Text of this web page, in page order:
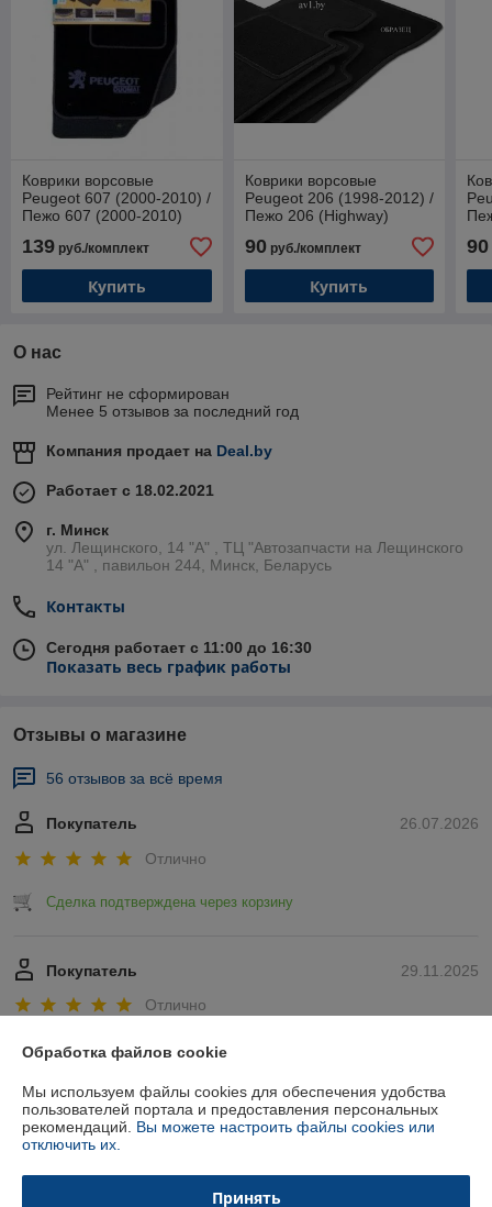
Коврики ворсовые
Peugeot 607 (2000-2010) /
Пежо 607 (2000-2010)
139 руб./комплект
Купить
Коврики ворсовые
Peugeot 206 (1998-2012) /
Пежо 206 (Highway)
90руб./комплект
Купить
90
О нас
Рейтинг не сформирован
Менее 5 отзывов за последний год
Компания продает на Deal.by
Работает с 18.02.2021
г. Минск
ул. Лещинского, 14 "А" , ТЦ "Автозапчасти на Лещинcкого
14 "A" , павильон 244, Минск, Беларусь
Контакты
Сегодня работает с 11:00 до 16:30
Показать весь график работы
Отзывы о магазине
56 отзывов за всё время
26.07.2026
Покупатель
Отлично
Сделка подтверждена через корзину
29.11.2025
Покупатель
Отлично
Показать все отзывы
О нас
Контакты
Обработка файлов cookie
Мы используем файлы cookies для обеспечения удобства
пользователей портала и предоставления персональных
рекомендаций. Вы можете настроить файлы cookies или
отключить их.
Принять